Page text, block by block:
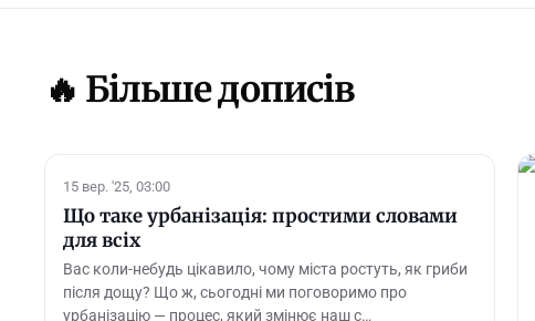
🔥 Більше дописів
15 вер. '25, 03:00
Що таке урбанізація: простими словами
для всіх
Вас коли-небудь цікавило, чому міста ростуть, як гриби
після дощу? Що ж, сьогодні ми поговоримо про
урбанізацію — процес, який змінює наш с…